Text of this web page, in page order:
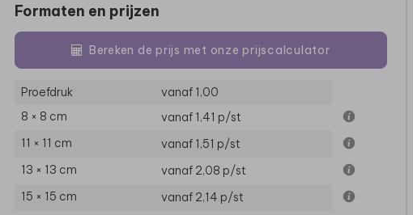
Formaten en prijzen
Bereken de prijs met onze prijscalculator
Proefdruk
vanaf 1,00
8 × 8 cm
vanaf 1,41 p/st
11 × 11 cm
vanaf 1,51 p/st
13 × 13 cm
vanaf 2,08 p/st
15 × 15 cm
vanaf 2,14 p/st